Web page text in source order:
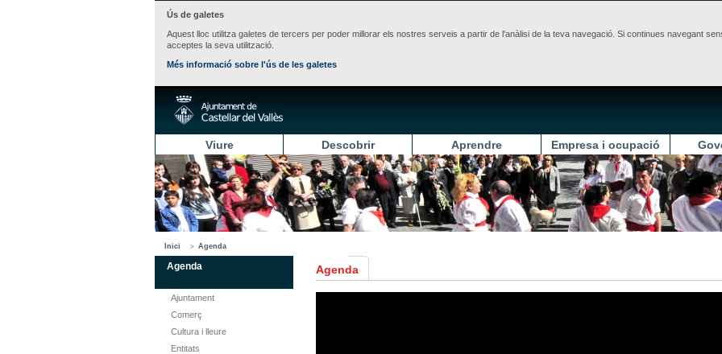
Ús de galetes
Aquest lloc utilitza galetes de tercers per poder millorar els nostres serveis a partir de l'anàlisi de la teva navegació. Si continues navegant
acceptes la seva utilització.
Més informació sobre l'ús de les galetes
Viure Descobrir Aprendre Empresa i ocupació
Inici Agenda
Agenda
Ajuntament
Comerç
Cultura i lleure
Entitats
Agenda